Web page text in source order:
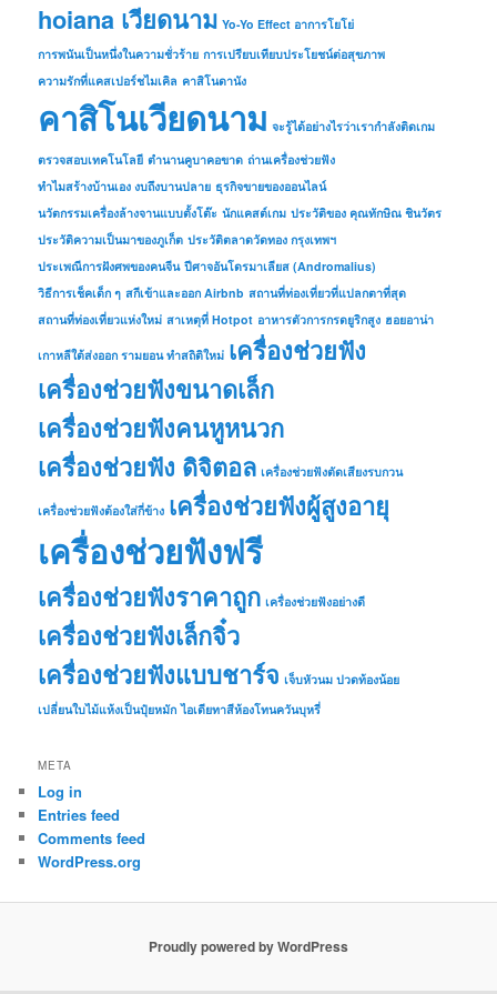
hoiana เวียดนาม Yo-Yo Effect อาการโยโย่
การพนันเป็นหนึ่งในความชั่วร้าย การเปรียบเทียบประโยชน์ต่อสุขภาพ
ความรักที่แคสเปอร์ชไมเคิล คาสิโนดานัง
คาสิโนเวียดนาม จะรู้ได้อย่างไรว่าเรากำลังติดเกม
ตรวจสอบเทคโนโลยี ตำนานคูบาคอขาด ถ่านเครื่องช่วยฟัง
ทำไมสร้างบ้านเอง งบถึงบานปลาย ธุรกิจขายของออนไลน์
นวัตกรรมเครื่องล้างจานแบบตั้งโต๊ะ นักแคสต์เกม ประวัติของ คุณทักษิณ ชินวัตร
ประวัติความเป็นมาของภูเก็ต ประวัติตลาดวัดทอง กรุงเทพฯ
ประเพณีการฝังศพของคนจีน ปีศาจอันโดรมาเลียส (Andromalius)
วิธีการเช็คเด็ก ๆ สกีเข้าและออก Airbnb สถานที่ท่องเที่ยวที่แปลกตาที่สุด
สถานที่ท่องเที่ยวแห่งใหม่ สาเหตุที่ Hotpot อาหารตัวการกรดยูริกสูง ฮอยอาน่า
เกาหลีใต้ส่งออก รามยอน ทำสถิติใหม่ เครื่องช่วยฟัง
เครื่องช่วยฟังขนาดเล็ก
เครื่องช่วยฟังคนหูหนวก
เครื่องช่วยฟัง ดิจิตอล เครื่องช่วยฟังตัดเสียงรบกวน
เครื่องช่วยฟังต้องใส่กี่ข้าง เครื่องช่วยฟังผู้สูงอายุ
เครื่องช่วยฟังฟรี
เครื่องช่วยฟังราคาถูก เครื่องช่วยฟังอย่างดี
เครื่องช่วยฟังเล็กจิ๋ว
เครื่องช่วยฟังแบบชาร์จ เจ็บหัวนม ปวดท้องน้อย
เปลี่ยนใบไม้แห้งเป็นปุ๋ยหมัก ไอเดียทาสีห้องโทนควันบุหรี่
META
Log in
Entries feed
Comments feed
WordPress.org
Proudly powered by WordPress